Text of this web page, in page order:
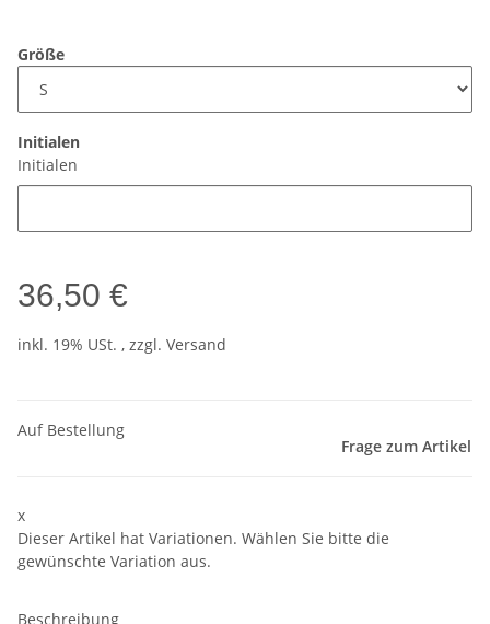
Größe
Initialen
Initialen
36,50 €
inkl. 19% USt. , zzgl. Versand
Auf Bestellung
Frage zum Artikel
x
Dieser Artikel hat Variationen. Wählen Sie bitte die
gewünschte Variation aus.
Beschreibung